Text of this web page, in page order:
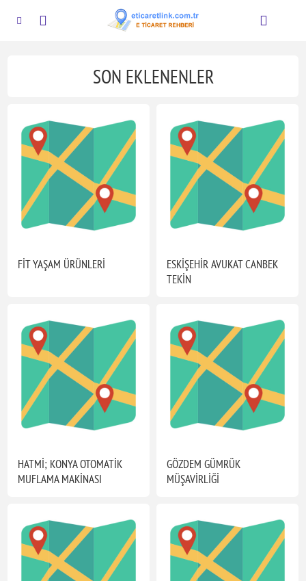
SON EKLENENLER
FİT YAŞAM ÜRÜNLERİ
ESKİŞEHİR AVUKAT CANBEK
TEKİN
HATMİ; KONYA OTOMATİK
MUFLAMA MAKİNASI
GÖZDEM GÜMRÜK
MÜŞAVİRLİĞİ